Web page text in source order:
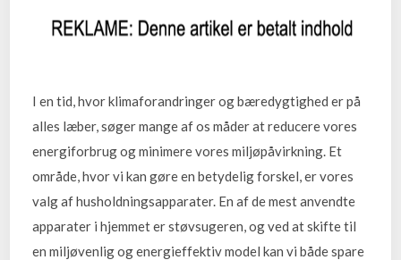
I en tid, hvor klimaforandringer og bæredygtighed er på
alles læber, søger mange af os måder at reducere vores
energiforbrug og minimere vores miljøpåvirkning. Et
område, hvor vi kan gøre en betydelig forskel, er vores
valg af husholdningsapparater. En af de mest anvendte
apparater i hjemmet er støvsugeren, og ved at skifte til
en miljøvenlig og energieffektiv model kan vi både spare